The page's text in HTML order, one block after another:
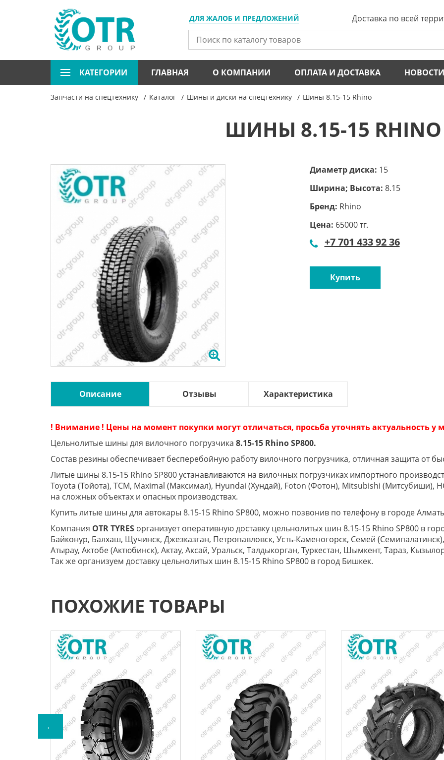
ДЛЯ ЖАЛОБ И ПРЕДЛОЖЕНИЙ Доставка по всей
КАТЕГОРИИ ГЛАВНАЯ О КОМПАНИИ ОПЛАТА И ДОСТАВКА НОВОСТИ
Запчасти на спецтехнику Каталог Шины и диски на спецтехнику Шины 8.15-15 Rhino
ШИНЫ 8.15-15 RHINO
Диаметр диска: 15
Ширина; Высота: 8.15
Бренд: Rhino
Цена: 65000 тг.
+7 701 433 92 36
Купить
Описание Отзывы Характеристика
! Внимание ! Цены на момент покупки могут отличаться, просьба уточнять актуальность
Цельнолитые шины для вилочного погрузчика 8.15-15 Rhino SP800.
Состав резины обеспечивает бесперебойную работу вилочного погрузчика, отличная защита от
Литые шины 8.15-15 Rhino SP800 устанавливаются на вилочных погрузчиках импортного
Toyota (Тойота), TCM, Maximal (Максимал), Hyundai (Хундай), Foton (Фотон), Mitsubishi (Митсубиши),
на сложных объектах и опасных производствах.
Купить литые шины для автокары 8.15-15 Rhino SP800, можно позвонив по телефону в городе
Компания OTR TYRES организует оперативную доставку цельнолитых шин 8.15-15 Rhino SP800 в
Байконур, Балхаш, Щучинск, Джезказган, Петропавловск, Усть-Каменогорск, Семей
Атырау, Актобе (Актюбинск), Актау, Аксай, Уральск, Талдыкорган, Туркестан, Шымкент, Тараз,
Так же организуем доставку цельнолитых шин 8.15-15 Rhino SP800 в город Бишкек.
ПОХОЖИЕ ТОВАРЫ